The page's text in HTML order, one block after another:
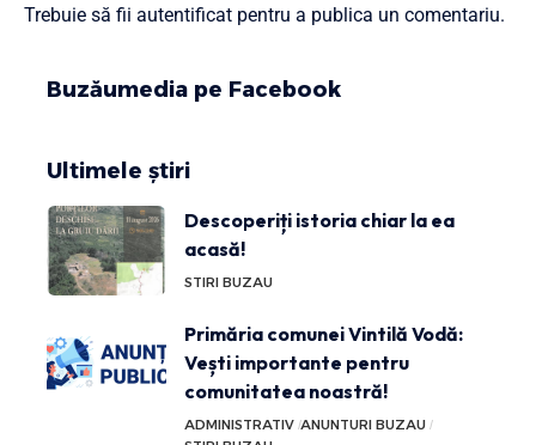
Trebuie să fii autentificat pentru a publica un comentariu.
Buzăumedia pe Facebook
Ultimele știri
Descoperiți istoria chiar la ea
acasă!
STIRI BUZAU
Primăria comunei Vintilă Vodă:
Vești importante pentru
comunitatea noastră!
ADMINISTRATIV ANUNTURI BUZAU